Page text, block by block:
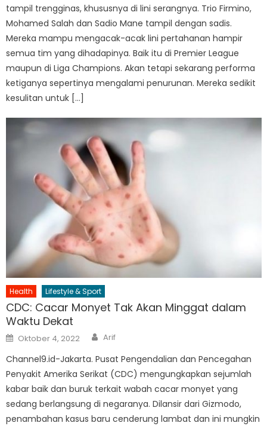
tampil trengginas, khususnya di lini serangnya. Trio Firmino,
Mohamed Salah dan Sadio Mane tampil dengan sadis.
Mereka mampu mengacak-acak lini pertahanan hampir
semua tim yang dihadapinya. Baik itu di Premier League
maupun di Liga Champions. Akan tetapi sekarang performa
ketiganya sepertinya mengalami penurunan. Mereka sedikit
kesulitan untuk […]
Health Lifestyle & Sport
CDC: Cacar Monyet Tak Akan Minggat dalam
Waktu Dekat
Posted
on
Oktober 4, 2022 Author
Arif
Channel9.id-Jakarta. Pusat Pengendalian dan Pencegahan
Penyakit Amerika Serikat (CDC) mengungkapkan sejumlah
kabar baik dan buruk terkait wabah cacar monyet yang
sedang berlangsung di negaranya. Dilansir dari Gizmodo,
penambahan kasus baru cenderung lambat dan ini mungkin